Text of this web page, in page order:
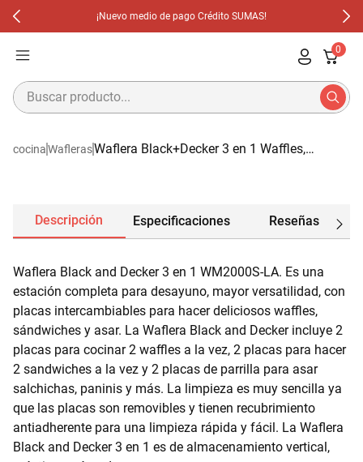
¡Nuevo medio de pago Crédito SUMAS!
0
Buscar producto...
cocinaWaflerasWaflera Black+Decker 3 en 1 Waffles,
Descripción Especificaciones Reseñas
Waflera Black and Decker 3 en 1 WM2000S-LA. Es una
estación completa para desayuno, mayor versatilidad, con
placas intercambiables para hacer deliciosos waffles,
sándwiches y asar. La Waflera Black and Decker incluye 2
placas para cocinar 2 waffles a la vez, 2 placas para hacer
2 sandwiches a la vez y 2 placas de parrilla para asar
salchichas, paninis y más. La limpieza es muy sencilla ya
que las placas son removibles y tienen recubrimiento
antiadherente para una limpieza rápida y fácil. La Waflera
Black and Decker 3 en 1 es de almacenamiento vertical,
1.
Cafetera
Waflera
6.
Aspiradora
7. Freidora